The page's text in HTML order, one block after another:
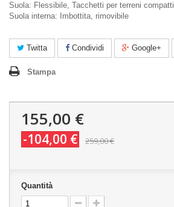
Suola: Flessibile, Tacchetti per terreni compatti
Suola interna: Imbottita, rimovibile
Twitta Condividi Google+
Stampa
155,00 €
-104,00 € 259,00 €
Quantità